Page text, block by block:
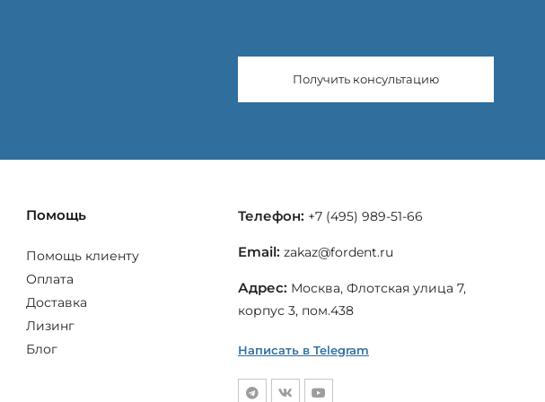
Получить консультацию
Помощь
Помощь клиенту
Оплата
Доставка
Лизинг
Блог
Телефон: +7 (495) 989-51-66
Email: zakaz@fordent.ru
Адрес: Москва, Флотская улица 7,
корпус 3, пом.438
Написать в Telegram